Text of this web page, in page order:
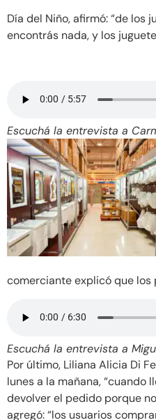
Día del Niño, afirmó: “de los
encontrás nada, y los
Escuchá la entrevista a
comerciante explicó que los
Escuchá la entrevista a
Por último, Liliana Alicia Di
lunes a la mañana, “cuando
devolver el pedido porque
agregó: “los usuarios